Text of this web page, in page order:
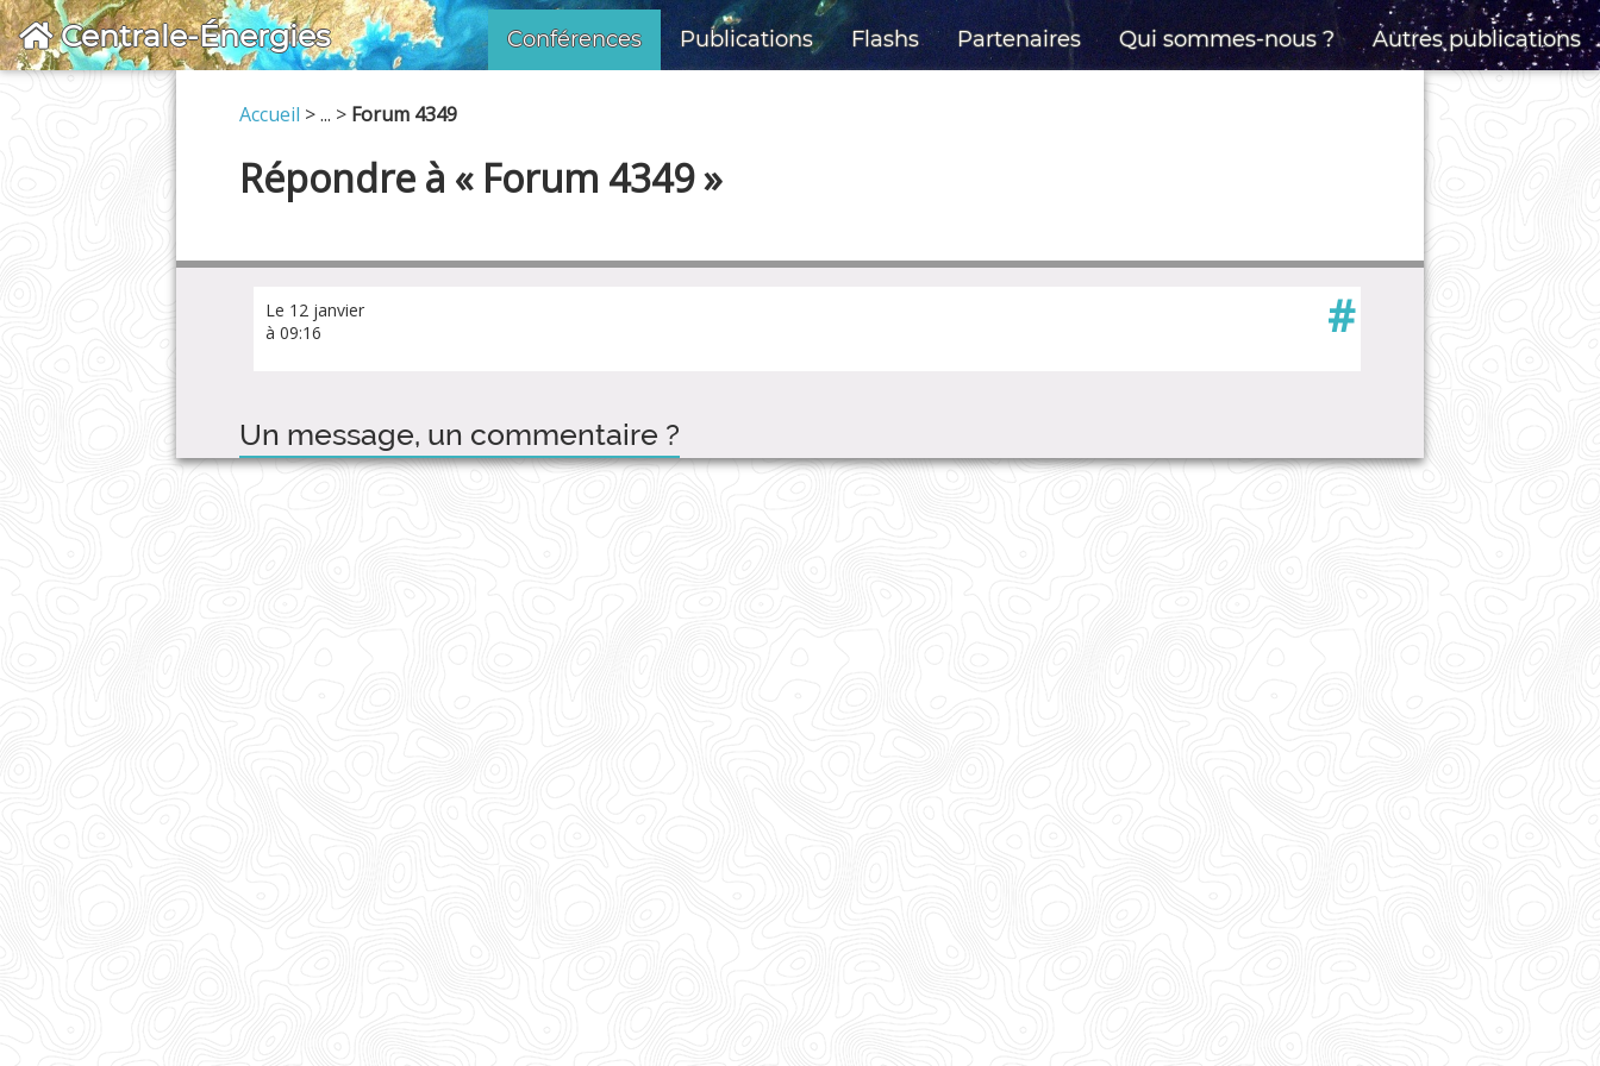
Centrale-Énergies Conférences Publications Flashs Partenaires Qui sommes-nous ? Autres publications
Accueil > ... > Forum 4349
Répondre à « Forum 4349 »
Le 12 janvier
à 09:16
#
Un message, un commentaire ?